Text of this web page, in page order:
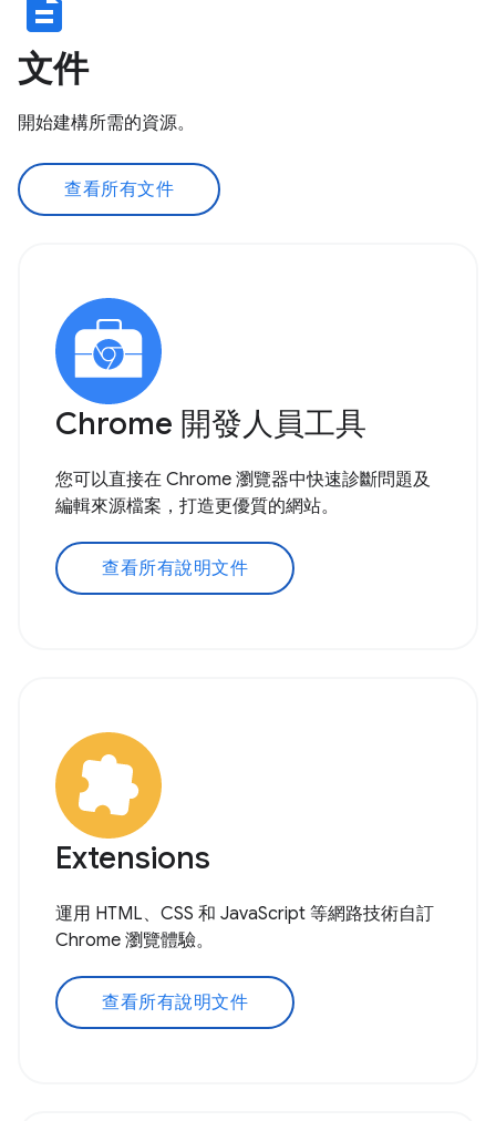
文件
開始建構所需的資源。
查看所有文件
Chrome 開發人員工具
您可以直接在 Chrome 瀏覽器中快速診斷問題及
編輯來源檔案，打造更優質的網站。
查看所有說明文件
Extensions
運用 HTML、CSS 和 JavaScript 等網路技術自訂
Chrome 瀏覽體驗。
查看所有說明文件